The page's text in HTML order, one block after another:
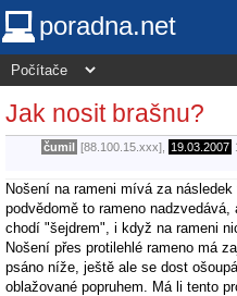
poradna.net
Jak nosit brašnu?
čumil [88.100.15.xxx], 19.03.2007
Nošení na rameni mívá za
podvědomě to rameno
chodí "šejdrem", i když na rameni
Nošení přes protilehlé rameno má
psáno níže, ještě ale se dost
oblažované popruhem. Má li tento